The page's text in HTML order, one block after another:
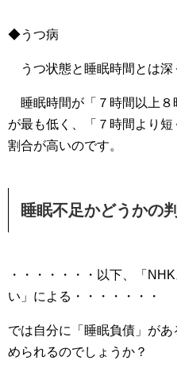
◆うつ病
うつ状態と睡眠時間とは深
睡眠時間が「７時間以上８
が最も低く、「７時間より
割合が高いのです。
睡眠不足かどうかの
・・・・・・・以下、「
い」による・・・・・・・
では自分に「睡眠負債」が
められるのでしょうか？